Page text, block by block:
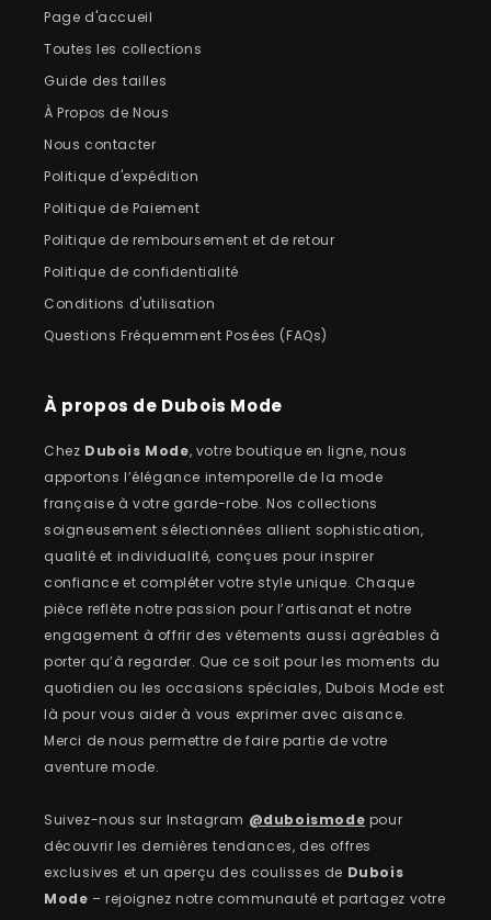
Page d'accueil
Toutes les collections
Guide des tailles
À Propos de Nous
Nous contacter
Politique d'expédition
Politique de Paiement
Politique de remboursement et de retour
Politique de confidentialité
Conditions d'utilisation
Questions Fréquemment Posées (FAQs)
À propos de Dubois Mode
Chez Dubois Mode, votre boutique en ligne, nous
apportons l’élégance intemporelle de la mode
française à votre garde-robe. Nos collections
soigneusement sélectionnées allient sophistication,
qualité et individualité, conçues pour inspirer
confiance et compléter votre style unique. Chaque
pièce reflète notre passion pour l’artisanat et notre
engagement à offrir des vêtements aussi agréables à
porter qu’à regarder. Que ce soit pour les moments du
quotidien ou les occasions spéciales, Dubois Mode est
là pour vous aider à vous exprimer avec aisance.
Merci de nous permettre de faire partie de votre
aventure mode.
Suivez-nous sur Instagram @duboismode pour
découvrir les dernières tendances, des offres
exclusives et un aperçu des coulisses de Dubois
Mode – rejoignez notre communauté et partagez votre